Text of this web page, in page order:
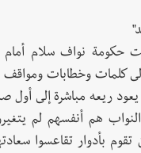
حكومة نواف سلام أمام
الى كلمات وخطابات ومواقف
ريعه مباشرة إلى أول
هم أنفسهم لم
بأدوار تقاعسوا